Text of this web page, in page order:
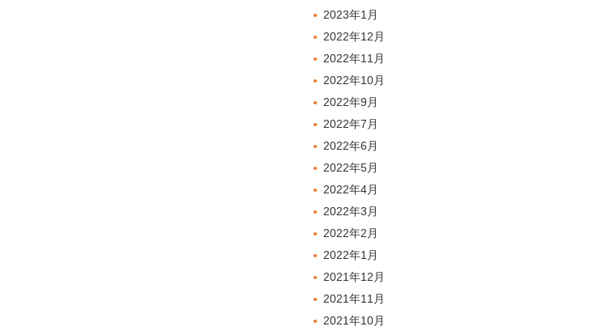
2023年1月
2022年12月
2022年11月
2022年10月
2022年9月
2022年7月
2022年6月
2022年5月
2022年4月
2022年3月
2022年2月
2022年1月
2021年12月
2021年11月
2021年10月